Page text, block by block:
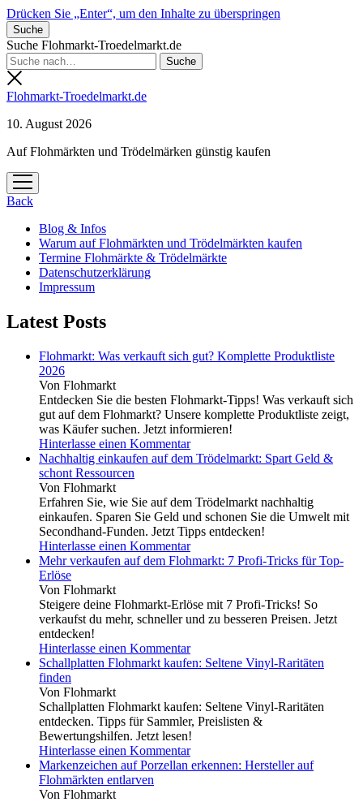
Drücken Sie „Enter“, um den Inhalte zu überspringen
Suche
Suche Flohmarkt-Troedelmarkt.de
Flohmarkt-Troedelmarkt.de
10. August 2026
Auf Flohmärkten und Trödelmärken günstig kaufen
Menü
öffnen
Back
Blog & Infos
Warum auf Flohmärkten und Trödelmärkten kaufen
Termine Flohmärkte & Trödelmärkte
Datenschutzerklärung
Impressum
Latest Posts
Flohmarkt: Was verkauft sich gut? Komplette Produktliste
2026
Von Flohmarkt
Entdecken Sie die besten Flohmarkt-Tipps! Was verkauft sich
gut auf dem Flohmarkt? Unsere komplette Produktliste zeigt,
was Käufer suchen. Jetzt informieren!
Hinterlasse einen Kommentar
Nachhaltig einkaufen auf dem Trödelmarkt: Spart Geld &
schont Ressourcen
Von Flohmarkt
Erfahren Sie, wie Sie auf dem Trödelmarkt nachhaltig
einkaufen. Sparen Sie Geld und schonen Sie die Umwelt mit
Secondhand-Funden. Jetzt Tipps entdecken!
Hinterlasse einen Kommentar
Mehr verkaufen auf dem Flohmarkt: 7 Profi-Tricks für Top-
Erlöse
Von Flohmarkt
Steigere deine Flohmarkt-Erlöse mit 7 Profi-Tricks! So
verkaufst du mehr, schneller und zu besseren Preisen. Jetzt
entdecken!
Hinterlasse einen Kommentar
Schallplatten Flohmarkt kaufen: Seltene Vinyl-Raritäten
finden
Von Flohmarkt
Schallplatten Flohmarkt kaufen: Seltene Vinyl-Raritäten
entdecken. Tipps für Sammler, Preislisten &
Bewertungshilfen. Jetzt lesen!
Hinterlasse einen Kommentar
Markenzeichen auf Porzellan erkennen: Hersteller auf
Flohmärkten entlarven
Von Flohmarkt